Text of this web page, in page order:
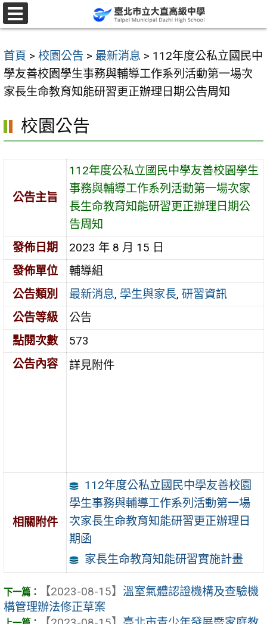
跳
至
要
內
容
首頁 > 校園公告 > 最新消息 > 112年度公私立國民中
學友善校園學生事務與輔導工作系列活動第一場次
家長生命教育知能研習更正辦理日期公告周知
校園公告
公告主旨
112年度公私立國民中學友善校園學生
事務與輔導工作系列活動第一場次家
長生命教育知能研習更正辦理日期公
告周知
發佈日期
2023 年 8 月 15 日
發佈單位
輔導組
公告類別
最新消息, 學生與家長,研習資訊
公告等級
公告
點閱次數
573
公告內容
詳見附件
相關附件
112年度公私立國民中學友善校園
學生事務與輔導工作系列活動第一場
次家長生命教育知能研習更正辦理日
期函
家長生命教育知能研習實施計畫
【2023-08-15】 溫室氣體認證機構及查驗機
構管理辦法修正草案
選
單